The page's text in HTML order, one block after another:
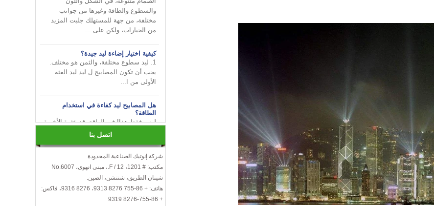
مختلفة، من جهة للمستهلك جلبت المزيد
من الخيارات، ولكن على ...
1. ليد سطوع مختلفة، والثمن هو مختلف.
يجب أن تكون المصابيح ل ليد ليد الفئة
الأولى من ا...
الطاقة؟
ليس فقط هذا! في الواقع، قد عثرة الأخيرة
في شعبي تجعلك تعتقد أن هذه المصابيح
كفاءة ف...
قم بإضفاء البهجة على أعمالك من
INNOTECH في معرض الإضاءة الدولي
2024 HK
كيفية اختيار لمبات ليد؟
إليك بعض الأشياء التي يجب أخذها في
اتصل بنا
شركة إنوتيك الصناعية المحدودة
مكتب: # 1201، 12 / F.، مبنى انهوى، No.6007
شينان الطريق، شنتشن، الصين.
هاتف: + 86-755 8276 9313، 8276 9316، فاكس:
+ 86-755-8276 9319